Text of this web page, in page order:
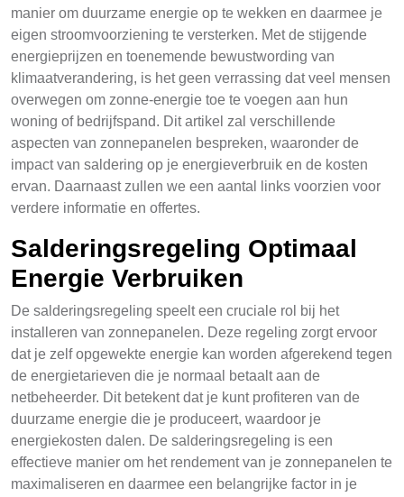
manier om duurzame energie op te wekken en daarmee je
eigen stroomvoorziening te versterken. Met de stijgende
energieprijzen en toenemende bewustwording van
klimaatverandering, is het geen verrassing dat veel mensen
overwegen om zonne-energie toe te voegen aan hun
woning of bedrijfspand. Dit artikel zal verschillende
aspecten van zonnepanelen bespreken, waaronder de
impact van saldering op je energieverbruik en de kosten
ervan. Daarnaast zullen we een aantal links voorzien voor
verdere informatie en offertes.
Salderingsregeling Optimaal
Energie Verbruiken
De salderingsregeling speelt een cruciale rol bij het
installeren van zonnepanelen. Deze regeling zorgt ervoor
dat je zelf opgewekte energie kan worden afgerekend tegen
de energietarieven die je normaal betaalt aan de
netbeheerder. Dit betekent dat je kunt profiteren van de
duurzame energie die je produceert, waardoor je
energiekosten dalen. De salderingsregeling is een
effectieve manier om het rendement van je zonnepanelen te
maximaliseren en daarmee een belangrijke factor in je